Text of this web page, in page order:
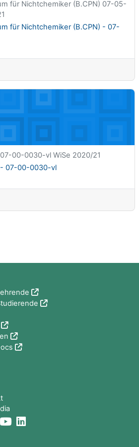
für Nichtchemiker (B.CPN) 07-05-
für Nichtchemiker (B.CPN) - 07-
00-0030-vl
00-0030-vl WiSe 2020/21
- 07-00-0030-vl